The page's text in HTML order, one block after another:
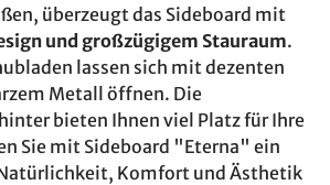
überzeugt das Sideboard mit
und großzügigem Stauraum.
lassen sich mit dezenten
Metall öffnen. Die
bieten Ihnen viel Platz für Ihre
Sie mit Sideboard "Eterna" ein
Komfort und Ästhetik